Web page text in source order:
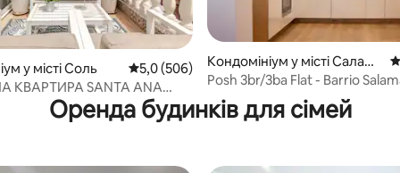
відгуки: 494
у місті Соль Середня оцінка: 5,0 з 5, відгуки: 506
5,0 (506)
КВАРТИРА SANTA ANA
Кондомініум у місті Салама
нка
Posh 3br/3ba Flat - Barrio
Great Відгуки
Оренда будинків для сімей